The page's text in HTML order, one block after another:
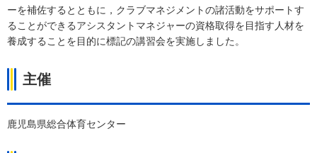
ーを補佐するとともに，クラブマネジメントの諸活動をサポートす
ることができるアシスタントマネジャーの資格取得を目指す人材を
養成することを目的に標記の講習会を実施しました。
主催
鹿児島県総合体育センター